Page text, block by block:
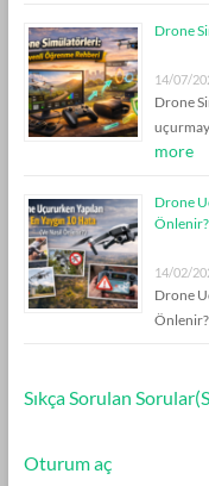
Drone
14/07/
Drone
more
Drone
Önlenir?
14/02/
Drone
Önlenir?
Sıkça Sorulan
Oturum aç